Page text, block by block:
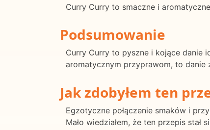
Curry Curry to smaczne i
Podsumowanie
Curry Curry to pyszne i kojące danie
aromatycznym przyprawom, to danie
Jak zdobyłem ten
Egzotyczne połączenie smaków i
Mało wiedziałem, że ten przepis